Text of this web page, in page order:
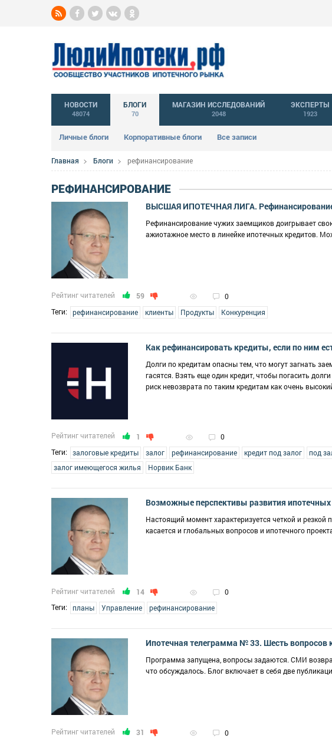
НОВОСТИ
48074
БЛОГИ
70
Личные блоги Корпоративные блоги Все записи
МАГАЗИН ИССЛЕДОВАНИЙ
2048
ЭКСПЕРТЫ
1923
Главная Блоги рефинансирование
РЕФИНАНСИРОВАНИЕ
ВЫСШАЯ ИПОТЕЧНАЯ ЛИГА. Рефинансирование
Рефинансирование чужих заемщиков доигрывает
ажиотажное место в линейке ипотечных кредитов.
Рейтинг читателей 59 0
Теги:
рефинансирование клиенты Продукты Конкуренция
Как рефинансировать кредиты, если по ним
Долги по кредитам опасны тем, что могут загнать
гасятся. Взять еще один кредит, чтобы погасить
риск невозврата по таким кредитам как очень
Рейтинг читателей 1 0
Теги:
залоговые кредиты залог рефинансирование кредит под залог под
залог имеющегося жилья
Норвик Банк
Возможные перспективы развития ипотечных
Настоящий момент характеризуется четкой и
касается и глобальных вопросов и ипотечного
Рейтинг читателей 14 0
Теги:
планы Управление рефинансирование
Ипотечная телеграмма № 33. Шесть вопросов
Программа запущена, вопросы задаются. СМИ
что обсуждалось. Блог включает в себя две
Рейтинг читателей 31 0